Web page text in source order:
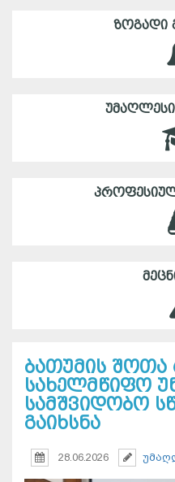
ᲖᲝᲒᲐᲓᲘ
ბათუმის
სახელმწიფო
სამშვიდობო
გაიხსნა
28.06.2026